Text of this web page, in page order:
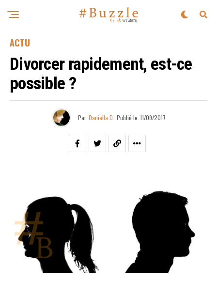
ACTU
Divorcer rapidement, est-ce
possible ?
Par Daniella D. Publié le 11/09/2017